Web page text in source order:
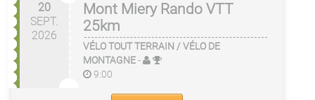
20
SEPT.
2026
Mont Miery Rando VTT
25km
VÉLO TOUT TERRAIN / VÉLO DE
MONTAGNE-
9:00